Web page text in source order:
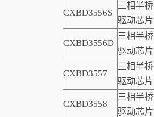
CXBD3556S
三相半桥
驱动芯片
CXBD3556D
三相半桥
驱动芯片
CXBD3557
三相半桥
驱动芯片
CXBD3558
三相半桥
驱动芯片